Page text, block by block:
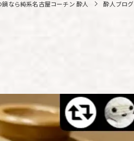
なら純系名古屋コーチン 酔人 酔人ブログ